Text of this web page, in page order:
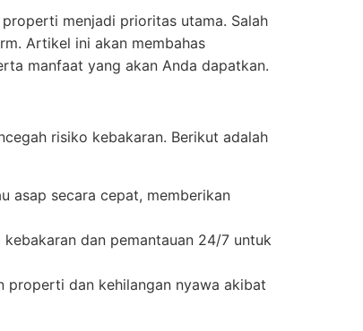
menjadi prioritas utama. Salah
Artikel ini akan membahas
manfaat yang akan Anda dapatkan.
risiko kebakaran. Berikut adalah
asap secara cepat, memberikan
dan pemantauan 24/7 untuk
properti dan kehilangan nyawa akibat